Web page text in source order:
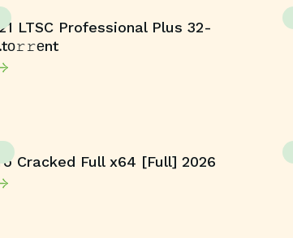
LTSC Professional Plus 32-
Cracked Full x64 [Full] 2026